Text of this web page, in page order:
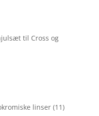
til Cross og
linser (11)